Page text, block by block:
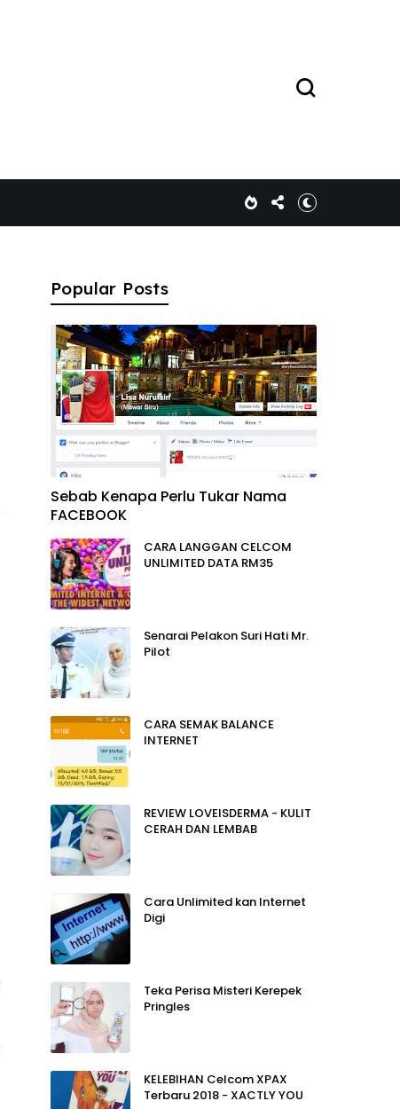
Popular Posts
Sebab Kenapa Perlu Tukar Nama
FACEBOOK
CARA LANGGAN CELCOM
UNLIMITED DATA RM35
Senarai Pelakon Suri Hati Mr.
Pilot
CARA SEMAK BALANCE
INTERNET
REVIEW LOVEISDERMA - KULIT
CERAH DAN LEMBAB
Cara Unlimited kan Internet
Digi
Teka Perisa Misteri Kerepek
Pringles
KELEBIHAN Celcom XPAX
Terbaru 2018 - XACTLY YOU